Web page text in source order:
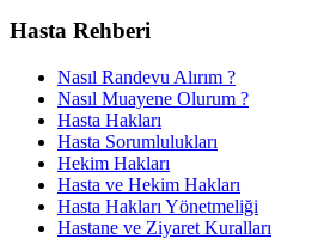
Hasta Rehberi
Nasıl Randevu Alırım ?
Nasıl Muayene Olurum ?
Hasta Hakları
Hasta Sorumlulukları
Hekim Hakları
Hasta ve Hekim Hakları
Hasta Hakları Yönetmeliği
Hastane ve Ziyaret Kuralları